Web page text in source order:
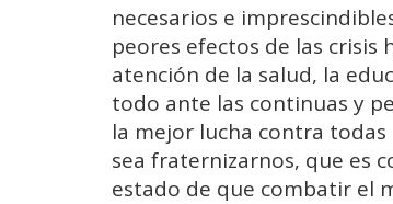
necesarios e
peores efectos de las
atención de la salud, la
todo ante las continuas y
la mejor lucha contra
sea fraternizarnos, que es
estado de que combatir el